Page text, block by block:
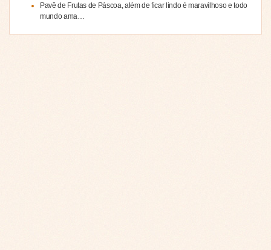
Pavê de Frutas de Páscoa, além de ficar lindo é maravilhoso e todo
mundo ama…